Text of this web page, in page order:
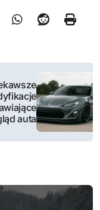
auta